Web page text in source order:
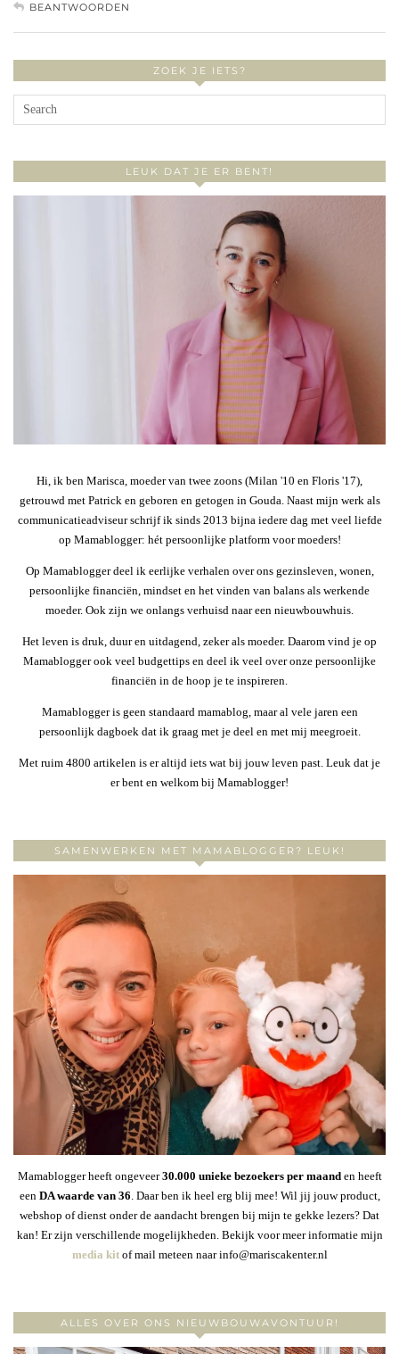
BEANTWOORDEN
ZOEK JE IETS?
LEUK DAT JE ER BENT!
Hi, ik ben Marisca, moeder van twee zoons (Milan '10 en Floris '17),
getrouwd met Patrick en geboren en getogen in Gouda. Naast mijn werk als
communicatieadviseur schrijf ik sinds 2013 bijna iedere dag met veel liefde
op Mamablogger: hét persoonlijke platform voor moeders!
Op Mamablogger deel ik eerlijke verhalen over ons gezinsleven, wonen,
persoonlijke financiën, mindset en het vinden van balans als werkende
moeder. Ook zijn we onlangs verhuisd naar een nieuwbouwhuis.
Het leven is druk, duur en uitdagend, zeker als moeder. Daarom vind je op
Mamablogger ook veel budgettips en deel ik veel over onze persoonlijke
financiën in de hoop je te inspireren.
Mamablogger is geen standaard mamablog, maar al vele jaren een
persoonlijk dagboek dat ik graag met je deel en met mij meegroeit.
Met ruim 4800 artikelen is er altijd iets wat bij jouw leven past. Leuk dat je
er bent en welkom bij Mamablogger!
SAMENWERKEN MET MAMABLOGGER? LEUK!
Mamablogger heeft ongeveer30.000 unieke bezoekers per maanden heeft
een DA waarde van 36 . Daar ben ik heel erg blij mee! Wil jij jouw product,
webshop of dienst onder de aandacht brengen bij mijn te gekke lezers? Dat
kan! Er zijn verschillende mogelijkheden. Bekijk voor meer informatie mijn
media kitof mail meteen naar info@mariscakenter.nl
ALLES OVER ONS NIEUWBOUWAVONTUUR!